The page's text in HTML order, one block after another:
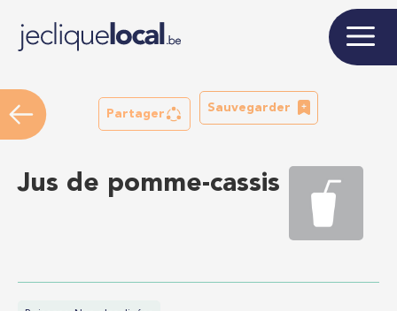
Partager
Sauvegarder
Jus de pomme-cassis